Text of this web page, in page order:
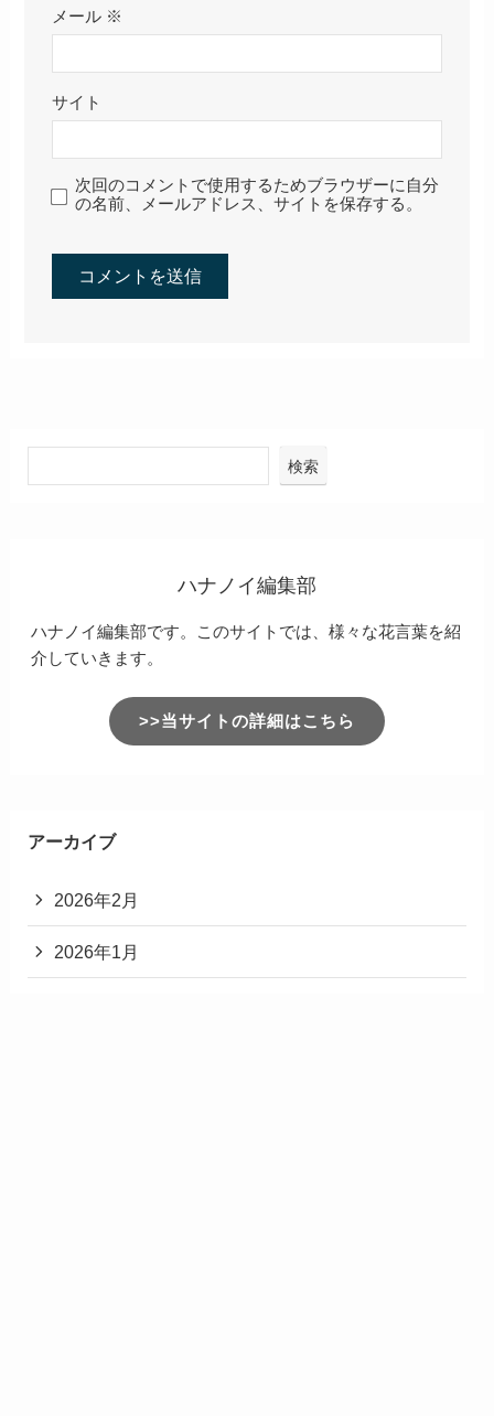
メール ※
サイト
次回のコメントで使用するためブラウザーに自分
の名前、メールアドレス、サイトを保存する。
検索
ハナノイ編集部
ハナノイ編集部です。このサイトでは、様々な花言葉を紹
介していきます。
>>当サイトの詳細はこちら
アーカイブ
2026年2月
2026年1月